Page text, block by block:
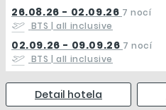
26.08.26 - 02.09.26 7 nocí
BTS| all inclusive
02.09.26 - 09.09.26 7 nocí
BTS| all inclusive
Detail hotela